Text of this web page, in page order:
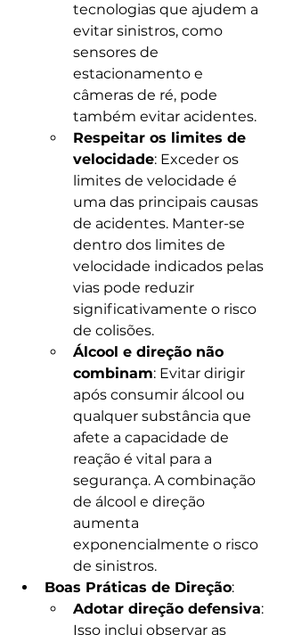
tecnologias que ajudem a
evitar sinistros, como
sensores de
estacionamento e
câmeras de ré, pode
também evitar acidentes.
Respeitar os limites de
velocidade: Exceder os
limites de velocidade é
uma das principais causas
de acidentes. Manter-se
dentro dos limites de
velocidade indicados pelas
vias pode reduzir
significativamente o risco
de colisões.
Álcool e direção não
combinam: Evitar dirigir
após consumir álcool ou
qualquer substância que
afete a capacidade de
reação é vital para a
segurança. A combinação
de álcool e direção
aumenta
exponencialmente o risco
de sinistros.
Boas Práticas de Direção:
Adotar direção defensiva:
Isso inclui observar as